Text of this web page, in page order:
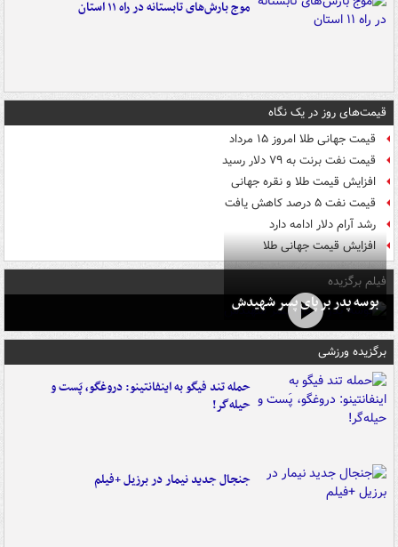
موج بارش‌های تابستانه در راه ۱۱ استان
قیمت‌های روز در یک نگاه
قیمت جهانی طلا امروز ۱۵ مرداد
قیمت نفت برنت به ۷۹ دلار رسید
افزایش قیمت طلا و نقره جهانی
قیمت نفت ۵ درصد کاهش یافت
رشد آرام دلار ادامه دارد
افزایش قیمت جهانی طلا
فیلم برگزیده
بوسه‌ پدر بر پای پسر شهیدش
برگزیده ورزشی
حمله تند فیگو به اینفانتینو: دروغگو، پَست‌ و
حیله‌گر!
جنجال جدید نیمار در برزیل +فیلم